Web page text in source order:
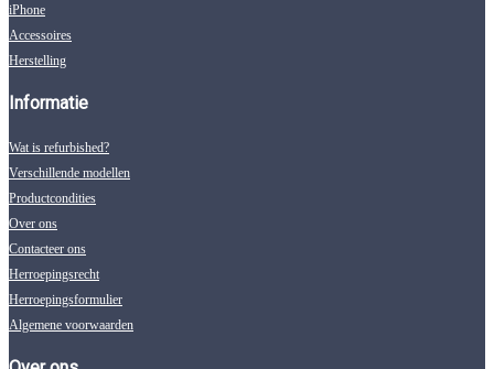
iPhone
Accessoires
Herstelling
Informatie
Wat is refurbished?
Verschillende modellen
Productcondities
Over ons
Contacteer ons
Herroepingsrecht
Herroepingsformulier
Algemene voorwaarden